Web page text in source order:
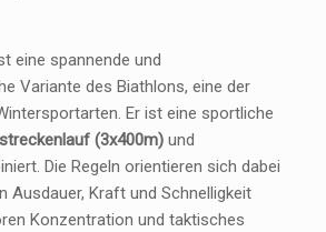
eine spannende und
Variante des Biathlons, eine der
Er ist eine sportliche
(3x400m) und
Die Regeln orientieren sich dabei
Ausdauer, Kraft und Schnelligkeit
Konzentration und taktisches